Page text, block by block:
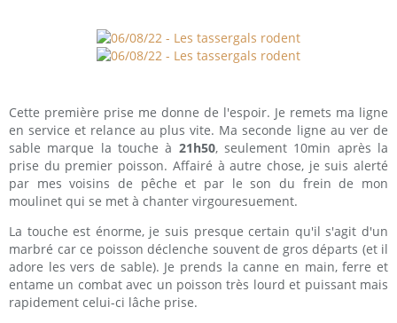
Cette première prise me donne de l'espoir. Je remets ma ligne
en service et relance au plus vite. Ma seconde ligne au ver de
sable marque la touche à 21h50, seulement 10min après la
prise du premier poisson. Affairé à autre chose, je suis alerté
par mes voisins de pêche et par le son du frein de mon
moulinet qui se met à chanter virgouresuement.
La touche est énorme, je suis presque certain qu'il s'agit d'un
marbré car ce poisson déclenche souvent de gros départs (et il
adore les vers de sable). Je prends la canne en main, ferre et
entame un combat avec un poisson très lourd et puissant mais
rapidement celui-ci lâche prise.